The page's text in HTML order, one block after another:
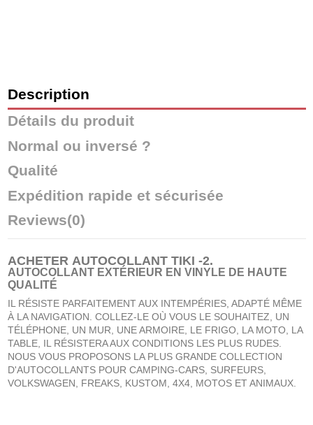
Description
Détails du produit
Normal ou inversé ?
Qualité
Expédition rapide et sécurisée
Reviews(0)
ACHETER AUTOCOLLANT TIKI -2.
AUTOCOLLANT EXTÉRIEUR EN VINYLE DE HAUTE
QUALITÉ
IL RÉSISTE PARFAITEMENT AUX INTEMPÉRIES, ADAPTÉ MÊME
À LA NAVIGATION. COLLEZ-LE OÙ VOUS LE SOUHAITEZ, UN
TÉLÉPHONE, UN MUR, UNE ARMOIRE, LE FRIGO, LA MOTO, LA
TABLE, IL RÉSISTERA AUX CONDITIONS LES PLUS RUDES.
NOUS VOUS PROPOSONS LA PLUS GRANDE COLLECTION
D'AUTOCOLLANTS POUR CAMPING-CARS, SURFEURS,
VOLKSWAGEN, FREAKS, KUSTOM, 4X4, MOTOS ET ANIMAUX.